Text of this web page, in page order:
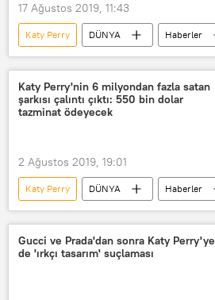
17 Ağustos 2019, 11:43
Katy Perry DÜNYA
Haberler
Taciz
Josh Kloss
Rusya
ABD
Tina Kandelaki
Katy Perry'nin 6 milyondan fazla satan
şarkısı çalıntı çıktı: 550 bin dolar
tazminat ödeyecek
2 Ağustos 2019, 19:01
Katy Perry DÜNYA
Haberler
Avrupa
YAŞAM
Kültür & Sanat
Çalıntı
Flame
Gucci ve Prada'dan sonra Katy Perry'ye
de 'ırkçı tasarım' suçlaması